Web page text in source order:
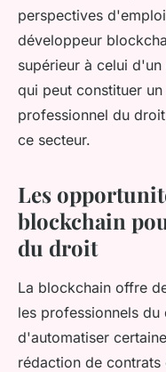
perspectives
développeur
supérieur à celui
qui peut constituer
professionnel du
ce secteur.
Les
blockchain
du droit
La blockchain offre
les professionnels
d'automatiser
rédaction de